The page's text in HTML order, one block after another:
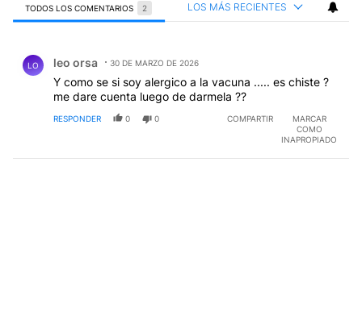
TODOS LOS COMENTARIOS 2 LOS MÁS RECIENTES
LO leo orsa 30 DE MARZO DE 2026
Y como se si soy alergico a la vacuna ..... es chiste ?
me dare cuenta luego de darmela ??
RESPONDER 0 0 COMPARTIR
MARCAR
COMO
INAPROPIADO